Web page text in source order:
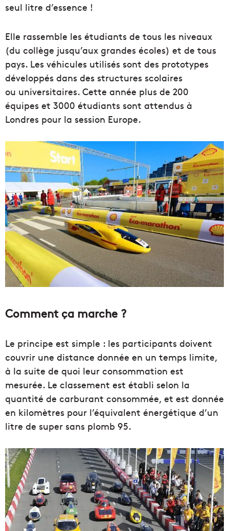
seul litre d’essence !
Elle rassemble les étudiants de tous les niveaux
(du collège jusqu’aux grandes écoles) et de tous
pays. Les véhicules utilisés sont des prototypes
développés dans des structures scolaires
ou universitaires. Cette année plus de 200
équipes et 3000 étudiants sont attendus à
Londres pour la session Europe.
Comment ça marche ?
Le principe est simple : les participants doivent
couvrir une distance donnée en un temps limite,
à la suite de quoi leur consommation est
mesurée. Le classement est établi selon la
quantité de carburant consommée, et est donnée
en kilomètres pour l’équivalent énergétique d’un
litre de super sans plomb 95.